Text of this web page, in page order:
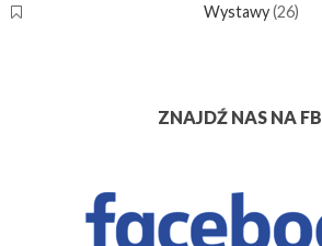
Wystawy(26)
ZNAJDŹ NAS NA FB